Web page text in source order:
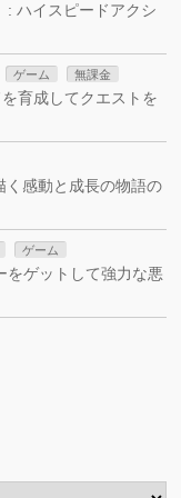
: ハイスピードアクシ
ゲーム 無課金
育成してクエストを
く感動と成長の物語の
ゲーム
をゲットして強力な悪